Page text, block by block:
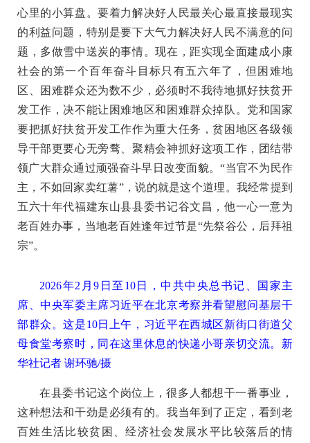
心里的小算盘。要着力解决好人民最关心最直接最现实
的利益问题，特别是要下大气力解决好人民不满意的问
题，多做雪中送炭的事情。现在，距实现全面建成小康
社会的第一个百年奋斗目标只有五六年了，但困难地
区、困难群众还为数不少，必须时不我待地抓好扶贫开
发工作，决不能让困难地区和困难群众掉队。党和国家
要把抓好扶贫开发工作作为重大任务，贫困地区各级领
导干部更要心无旁骛、聚精会神抓好这项工作，团结带
领广大群众通过顽强奋斗早日改变面貌。“当官不为民作
主，不如回家卖红薯”，说的就是这个道理。我经常提到
五六十年代福建东山县县委书记谷文昌，他一心一意为
老百姓办事，当地老百姓逢年过节是“先祭谷公，后拜祖
宗”。
2026年2月9日至10日，中共中央总书记、国家主
席、中央军委主席习近平在北京考察并看望慰问基层干
部群众。这是10日上午，习近平在西城区新街口街道父
母食堂考察时，同在这里休息的快递小哥亲切交流。新
华社记者 谢环驰/摄
在县委书记这个岗位上，很多人都想干一番事业，
这种想法和干劲是必须有的。我当年到了正定，看到老
百姓生活比较贫困、经济社会发展水平比较落后的情